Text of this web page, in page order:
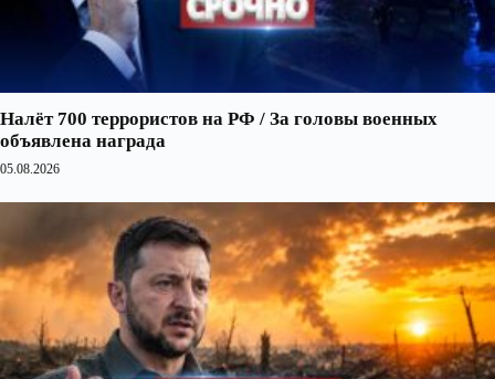
Налёт 700 террористов на РФ / За головы военных
объявлена награда
05.08.2026